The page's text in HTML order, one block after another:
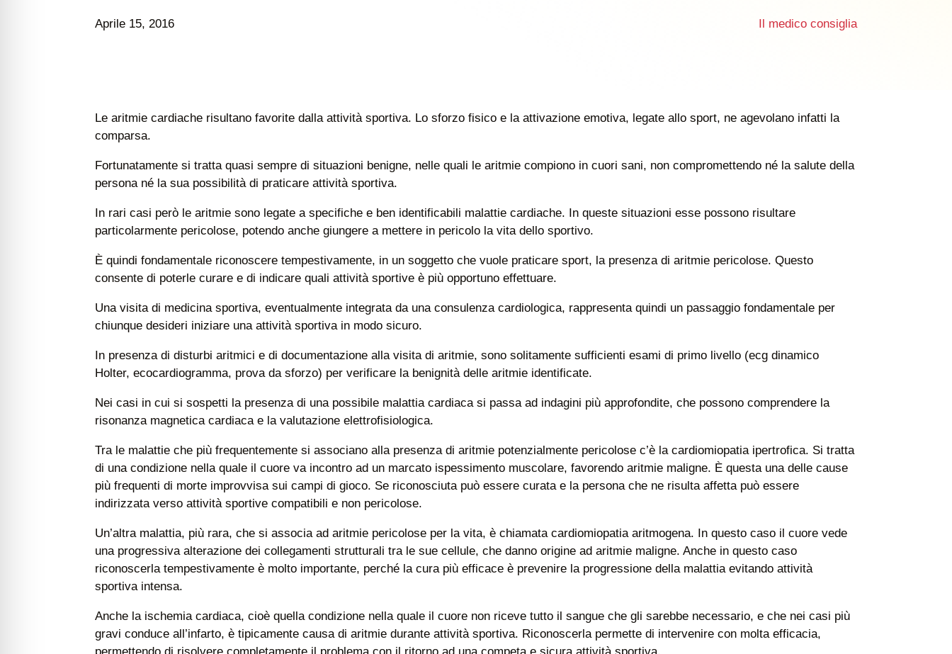
Aprile 15, 2016 Il medico consiglia
Le aritmie cardiache risultano favorite dalla attività sportiva. Lo sforzo fisico e la attivazione emotiva, legate allo sport, ne agevolano infatti la
comparsa.
Fortunatamente si tratta quasi sempre di situazioni benigne, nelle quali le aritmie compiono in cuori sani, non compromettendo né la salute della
persona né la sua possibilità di praticare attività sportiva.
In rari casi però le aritmie sono legate a specifiche e ben identificabili malattie cardiache. In queste situazioni esse possono risultare
particolarmente pericolose, potendo anche giungere a mettere in pericolo la vita dello sportivo.
È quindi fondamentale riconoscere tempestivamente, in un soggetto che vuole praticare sport, la presenza di aritmie pericolose. Questo
consente di poterle curare e di indicare quali attività sportive è più opportuno effettuare.
Una visita di medicina sportiva, eventualmente integrata da una consulenza cardiologica, rappresenta quindi un passaggio fondamentale per
chiunque desideri iniziare una attività sportiva in modo sicuro.
In presenza di disturbi aritmici e di documentazione alla visita di aritmie, sono solitamente sufficienti esami di primo livello (ecg dinamico
Holter, ecocardiogramma, prova da sforzo) per verificare la benignità delle aritmie identificate.
Nei casi in cui si sospetti la presenza di una possibile malattia cardiaca si passa ad indagini più approfondite, che possono comprendere la
risonanza magnetica cardiaca e la valutazione elettrofisiologica.
Tra le malattie che più frequentemente si associano alla presenza di aritmie potenzialmente pericolose c’è la cardiomiopatia ipertrofica. Si tratta
di una condizione nella quale il cuore va incontro ad un marcato ispessimento muscolare, favorendo aritmie maligne. È questa una delle cause
più frequenti di morte improvvisa sui campi di gioco. Se riconosciuta può essere curata e la persona che ne risulta affetta può essere
indirizzata verso attività sportive compatibili e non pericolose.
Un’altra malattia, più rara, che si associa ad aritmie pericolose per la vita, è chiamata cardiomiopatia aritmogena. In questo caso il cuore vede
una progressiva alterazione dei collegamenti strutturali tra le sue cellule, che danno origine ad aritmie maligne. Anche in questo caso
riconoscerla tempestivamente è molto importante, perché la cura più efficace è prevenire la progressione della malattia evitando attività
sportiva intensa.
Anche la ischemia cardiaca, cioè quella condizione nella quale il cuore non riceve tutto il sangue che gli sarebbe necessario, e che nei casi più
gravi conduce all’infarto, è tipicamente causa di aritmie durante attività sportiva. Riconoscerla permette di intervenire con molta efficacia,